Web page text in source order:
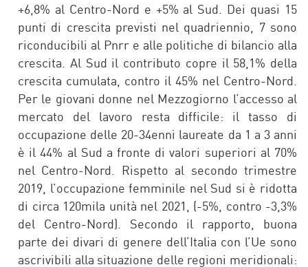
+6,8% al Centro-Nord e +5% al Sud. Dei quasi 15
punti di crescita previsti nel quadriennio, 7 sono
riconducibili al Pnrr e alle politiche di bilancio alla
crescita. Al Sud il contributo copre il 58,1% della
crescita cumulata, contro il 45% nel Centro-Nord.
Per le giovani donne nel Mezzogiorno l’accesso al
mercato del lavoro resta difficile: il tasso di
occupazione delle 20-34enni laureate da 1 a 3 anni
è il 44% al Sud a fronte di valori superiori al 70%
nel Centro-Nord. Rispetto al secondo trimestre
2019, l’occupazione femminile nel Sud si è ridotta
di circa 120mila unità nel 2021, (-5%, contro -3,3%
del Centro-Nord). Secondo il rapporto, buona
parte dei divari di genere dell’Italia con l’Ue sono
ascrivibili alla situazione delle regioni meridionali: